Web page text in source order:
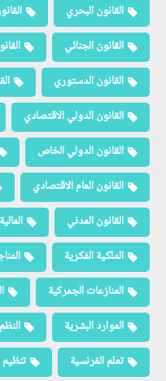
القانون البحري
القانون الجنائي
القانون الدستوري
القانون الدولي الاقتصادي
القانون الدولي الخاص
القانون العام الاقتصادي
القانون المدني
الملكية الفكرية
المنازعات الجمركية
الموارد البشرية
تعلم الفرنسية
تنظيم